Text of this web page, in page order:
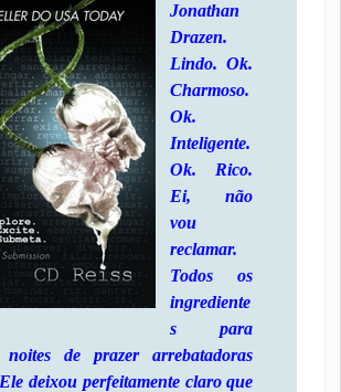
Jonathan
Drazen.
Lindo. Ok.
Charmoso.
Ok.
Inteligente.
Ok. Rico.
Ei, não
vou
reclamar.
Todos os
ingrediente
s para
noites de prazer arrebatadoras
deixou perfeitamente claro que